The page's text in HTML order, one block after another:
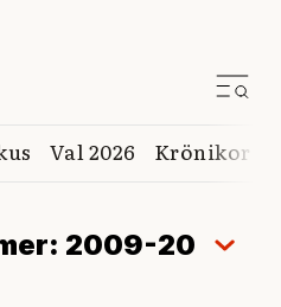
Val 2026 Krönikor
2009-20